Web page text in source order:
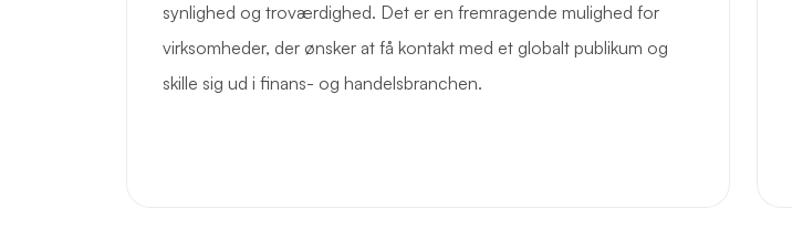
synlighed og troværdighed. Det er en fremragende mulighed for
virksomheder, der ønsker at få kontakt med et globalt publikum og
skille sig ud i finans- og handelsbranchen.